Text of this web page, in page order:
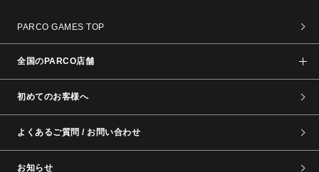
PARCO GAMES TOP
全国のPARCO店舗
初めてのお客様へ
よくあるご質問 / お問い合わせ
お知らせ